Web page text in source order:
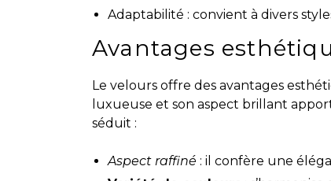
Adaptabilité : convient à divers
Avantages
Le velours offre des avantages
luxueuse et son aspect brillant
séduit :
Aspect raffiné : il confère une